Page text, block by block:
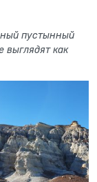
пустынный
выглядят как